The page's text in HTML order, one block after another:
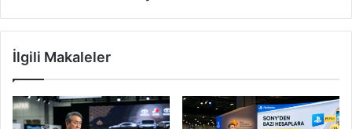
İlgili Makaleler